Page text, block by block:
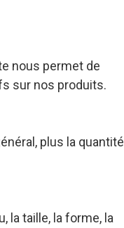
nous permet de
sur nos produits.
plus la quantité
la taille, la forme, la